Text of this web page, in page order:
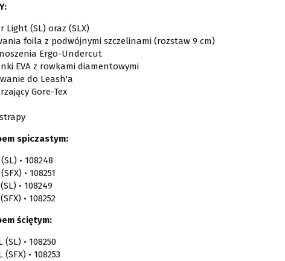
Light (SL) oraz (SLX)
foila z podwójnymi szczelinami (rozstaw 9 cm)
Ergo-Undercut
EVA z rowkami diamentowymi
do Leash'a
Gore-Tex
spiczastym:
(SL) • 108248
• 108251
• 108249
• 108252
ściętym:
(SL) • 108250
(SFX) • 108253